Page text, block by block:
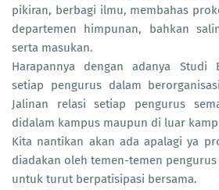
pikiran, berbagi ilmu, membahas
departemen himpunan, bahkan
serta masukan.
Harapannya dengan adanya Studi
setiap pengurus dalam
Jalinan relasi setiap pengurus
didalam kampus maupun di luar
Kita nantikan akan ada apalagi ya
diadakan oleh temen-temen pengurus
untuk turut berpatisipasi bersama.